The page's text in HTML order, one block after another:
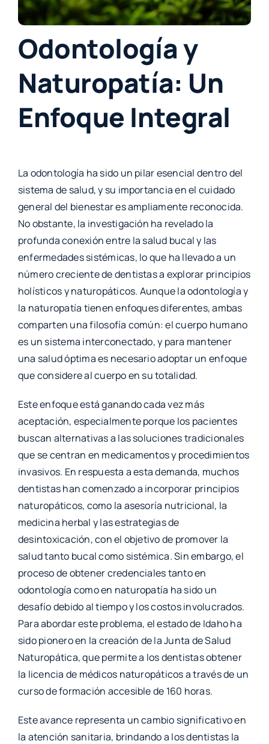
Odontología y
Naturopatía: Un
Enfoque Integral
La odontología ha sido un pilar esencial dentro del
sistema de salud, y su importancia en el cuidado
general del bienestar es ampliamente reconocida.
No obstante, la investigación ha revelado la
profunda conexión entre la salud bucal y las
enfermedades sistémicas, lo que ha llevado a un
número creciente de dentistas a explorar principios
holísticos y naturopáticos. Aunque la odontología y
la naturopatía tienen enfoques diferentes, ambas
comparten una filosofía común: el cuerpo humano
es un sistema interconectado, y para mantener
una salud óptima es necesario adoptar un enfoque
que considere al cuerpo en su totalidad.
Este enfoque está ganando cada vez más
aceptación, especialmente porque los pacientes
buscan alternativas a las soluciones tradicionales
que se centran en medicamentos y procedimientos
invasivos. En respuesta a esta demanda, muchos
dentistas han comenzado a incorporar principios
naturopáticos, como la asesoría nutricional, la
medicina herbal y las estrategias de
desintoxicación, con el objetivo de promover la
salud tanto bucal como sistémica. Sin embargo, el
proceso de obtener credenciales tanto en
odontología como en naturopatía ha sido un
desafío debido al tiempo y los costos involucrados.
Para abordar este problema, el estado de Idaho ha
sido pionero en la creación de la Junta de Salud
Naturopática, que permite a los dentistas obtener
la licencia de médicos naturopáticos a través de un
curso de formación accesible de 160 horas.
Este avance representa un cambio significativo en
la atención sanitaria, brindando a los dentistas la